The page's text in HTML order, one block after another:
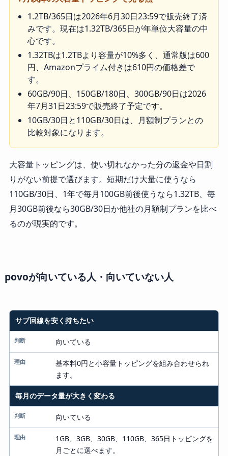
1.2TB/365日は2026年6月30日23:59で販売終了済
みです。現在は1.32TB/365日が年単位大容量の中
心です。
1.32TBは1.2TBより容量が10%多く、通常版は600
円、Amazonプライム付きは610円の価格差で
す。
60GB/90日、150GB/180日、300GB/90日は2026
年7月31日23:59で販売終了予定です。
10GB/30日と110GB/30日は、月額制プランとの
比較対象になります。
大容量トッピングは、使い切れなかった分の返金や日割
りがない前提で選びます。短期だけ大量に使うなら
110GB/30日、1年で毎月100GB前後使うなら1.32TB、毎
月30GB前後なら30GB/30日か他社の月額制プランを比べ
るのが現実的です。
povoが向いている人・向いていない人
タイプ
判断
理由
サブ回線を安く持ちたい
向いている
基本料0円と小容量トッピングを組み合わせられ
ます。
毎月のデータ量が大きく変わる
向いている
1GB、3GB、30GB、110GB、365日トッピングを
月ごとに選べます。